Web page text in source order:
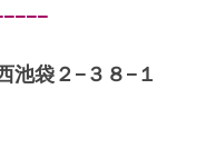
池袋２−３８−１